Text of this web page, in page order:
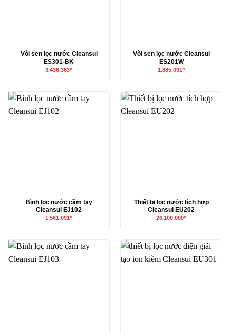
Vòi sen lọc nước Cleansui
ES301-BK
3.436.363₫
Vòi sen lọc nước Cleansui
ES201W
1.885.091₫
Bình lọc nước cầm tay
Cleansui EJ102
1.561.091₫
Thiết bị lọc nước tích hợp
Cleansui EU202
26.100.000₫